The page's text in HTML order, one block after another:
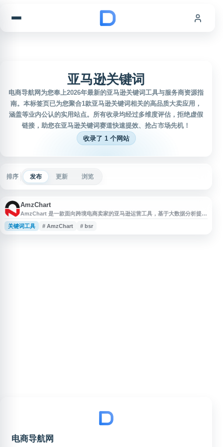
亚马逊关键词
电商导航网为您奉上2026年最新的亚马逊关键词工具与服务商资源指
南。本标签页已为您聚合1款亚马逊关键词相关的高品质大卖应用，
涵盖等业内公认的实用站点。所有收录均经过多维度评估，拒绝虚假
链接，助您在亚马逊关键词赛道快速提效、抢占市场先机！
收录了 1 个网站
排序 发布 更新 浏览
AmzChart
AmzChart 是一款面向跨境电商卖家的亚马逊运营工具，基于大数据分析提供
亚马逊选品、关键词反查、BSR 排名趋势、市场类目分析、跟卖监控等功
能。平台可帮助卖家了解产品表现、关键词机会和市场竞争情况，用于辅助亚
关键词工具 # AmzChart # bsr
电商导航网